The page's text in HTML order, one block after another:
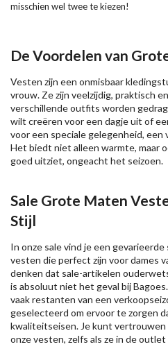
misschien wel twee te kiezen!
De Voordelen van
Vesten zijn een onmisbaar
vrouw. Ze zijn veelzijdig, praktisch
verschillende outfits worden
wilt creëren voor een dagje uit of
voor een speciale gelegenheid,
Het biedt niet alleen warmte, maar
goed uitziet, ongeacht het seizoen.
Sale Grote Maten
Stijl
In onze sale vind je een
vesten die perfect zijn voor dames
denken dat sale-artikelen
is absoluut niet het geval bij
vaak restanten van een
geselecteerd om ervoor te zorgen
kwaliteitseisen. Je kunt vertrouwen
onze vesten, zelfs als ze in de